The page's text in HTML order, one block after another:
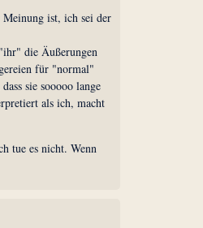
ist, ich sei der
die Äußerungen
für "normal"
sie sooooo lange
als ich, macht
tue es nicht. Wenn